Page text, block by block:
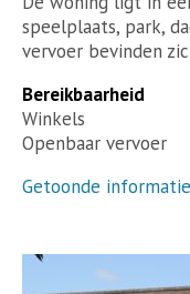
speelplaats, park,
vervoer bevinden
Bereikbaarheid
Winkels
Openbaar vervoer
Getoonde